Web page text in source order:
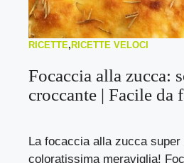
RICETTE, RICETTE VELOCI
Focaccia alla zucca:
croccante | Facile da
La focaccia alla zucca super
coloratissima meraviglia!